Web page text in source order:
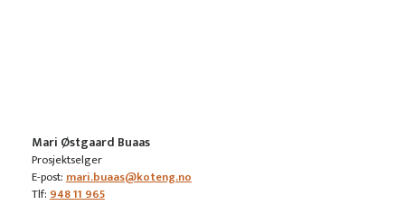
Mari Østgaard Buaas
Prosjektselger
E-post:mari.buaas@koteng.no
Tlf:948 11 965